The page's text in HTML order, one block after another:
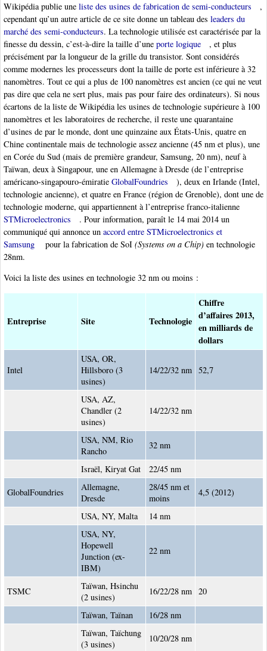
Wikipédia publie une liste des usines de fabrication de semi-conducteurs
,
cependant qu’un autre article de ce site donne un tableau des leaders du
marché des semi-conducteurs. La technologie utilisée est caractérisée par la
finesse du dessin, c’est-à-dire la taille d’une porte logique
, et plus
précisément par la longueur de la grille du transistor. Sont considérés
comme modernes les processeurs dont la taille de porte est inférieure à 32
nanomètres. Tout ce qui a plus de 100 nanomètres est ancien (ce qui ne veut
pas dire que cela ne sert plus, mais pas pour faire des ordinateurs). Si nous
écartons de la liste de Wikipédia les usines de technologie supérieure à 100
nanomètres et les laboratoires de recherche, il reste une quarantaine
d’usines de par le monde, dont une quinzaine aux États-Unis, quatre en
Chine continentale mais de technologie assez ancienne (45 nm et plus), une
en Corée du Sud (mais de première grandeur, Samsung, 20 nm), neuf à
Taïwan, deux à Singapour, une en Allemagne à Dresde (de l’entreprise
américano-singapouro-émiratie GlobalFoundries
), deux en Irlande (Intel,
technologie ancienne), et quatre en France (région de Grenoble), dont une de
technologie moderne, qui appartiennent à l’entreprise franco-italienne
STMicroelectronics
. Pour information, paraît le 14 mai 2014 un
communiqué qui annonce un accord entre STMicroelectronics et
Samsung
pour la fabrication de SoI (Systems on a Chip) en technologie
28nm.
Voici la liste des usines en technologie 32 nm ou moins :
Entreprise Site Technologie
Chiffre
d’affaires 2013,
en milliards de
dollars
Intel
USA, OR,
Hillsboro (3
usines)
14/22/32 nm 52,7
USA, AZ,
Chandler (2
usines)
14/22/32 nm
USA, NM, Rio
Rancho
32 nm
Israël, Kiryat Gat 22/45 nm
GlobalFoundries
Allemagne,
Dresde
28/45 nm et
moins
4,5 (2012)
USA, NY, Malta
14 nm
USA, NY,
Hopewell
Junction (ex-
IBM)
22 nm
TSMC
Taïwan, Hsinchu
(2 usines)
16/22/28 nm 20
Taïwan, Taïnan
16/28 nm
Taïwan, Taïchung
(3 usines)
10/20/28 nm